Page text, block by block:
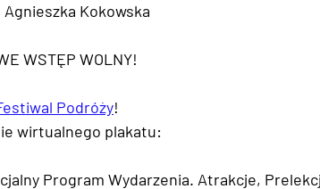
Kokowska
WSTĘP WOLNY!
Podróży!
wirtualnego plakatu:
Program Wydarzenia. Atrakcje,